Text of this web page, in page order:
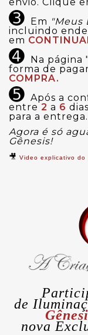
➌ Em "Meus
incluindo
em
➍ Na página "
forma de
COMPRA.
➎ Após a
entre 2 a 6
para a entrega.
Agora é só
Gênesis!
🎥 Video explicativo do
de
nova